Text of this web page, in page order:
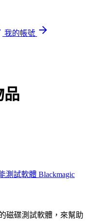
我的帳號
品
測試軟體 Blackmagic
磁碟測試軟體，來幫助